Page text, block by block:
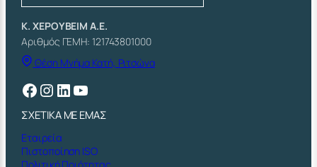
Κ. ΧΕΡΟΥΒΕΙΜ Α.Ε.
Αριθμός ΓΕΜΗ: 121743801000
Θέση Μνήμα Κατή, Ριτσώνα
Facebook Instagram Linkedin YouTube
ΣΧΕΤΙΚΑ ΜΕ ΕΜΑΣ
Εταιρεία
Πιστοποίηση ISO